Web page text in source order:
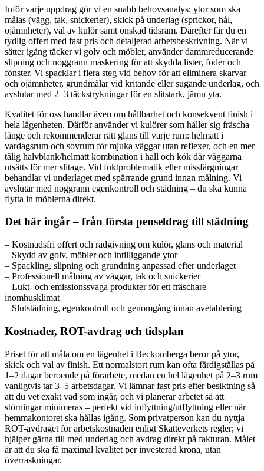
Inför varje uppdrag gör vi en snabb behovsanalys: ytor som ska
målas (vägg, tak, snickerier), skick på underlag (sprickor, hål,
ojämnheter), val av kulör samt önskad tidsram. Därefter får du en
tydlig offert med fast pris och detaljerad arbetsbeskrivning. När vi
sätter igång täcker vi golv och möbler, använder dammreducerande
slipning och noggrann maskering för att skydda lister, foder och
fönster. Vi spacklar i flera steg vid behov för att eliminera skarvar
och ojämnheter, grundmålar vid kritande eller sugande underlag, och
avslutar med 2–3 täckstrykningar för en slitstark, jämn yta.
Kvalitet för oss handlar även om hållbarhet och konsekvent finish i
hela lägenheten. Därför använder vi kulörer som håller sig fräscha
länge och rekommenderar rätt glans till varje rum: helmatt i
vardagsrum och sovrum för mjuka väggar utan reflexer, och en mer
tålig halvblank/helmatt kombination i hall och kök där väggarna
utsätts för mer slitage. Vid fuktproblematik eller missfärgningar
behandlar vi underlaget med spärrande grund innan målning. Vi
avslutar med noggrann egenkontroll och städning – du ska kunna
flytta in möblerna direkt.
Det här ingår – från första penseldrag till städning
– Kostnadsfri offert och rådgivning om kulör, glans och material
– Skydd av golv, möbler och intilliggande ytor
– Spackling, slipning och grundning anpassad efter underlaget
– Professionell målning av väggar, tak och snickerier
– Lukt- och emissionssvaga produkter för ett fräschare
inomhusklimat
– Slutstädning, egenkontroll och genomgång innan avetablering
Kostnader, ROT-avdrag och tidsplan
Priset för att måla om en lägenhet i Beckomberga beror på ytor,
skick och val av finish. Ett normalstort rum kan ofta färdigställas på
1–2 dagar beroende på förarbete, medan en hel lägenhet på 2–3 rum
vanligtvis tar 3–5 arbetsdagar. Vi lämnar fast pris efter besiktning så
att du vet exakt vad som ingår, och vi planerar arbetet så att
störningar minimeras – perfekt vid inflyttning/utflyttning eller när
hemmakontoret ska hållas igång. Som privatperson kan du nyttja
ROT-avdraget för arbetskostnaden enligt Skatteverkets regler; vi
hjälper gärna till med underlag och avdrag direkt på fakturan. Målet
är att du ska få maximal kvalitet per investerad krona, utan
överraskningar.